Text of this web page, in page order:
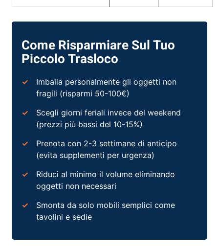
Come Risparmiare Sul Tuo
Piccolo Trasloco
Imballa personalmente gli oggetti non
fragili (risparmi 50-100€)
Scegli giorni feriali invece del weekend
(prezzi più bassi del 10-15%)
Prenota con 2-3 settimane di anticipo
(evita supplementi per urgenza)
Riduci al minimo il volume eliminando
oggetti non necessari
Smonta da solo mobili semplici come
tavolini e sedie